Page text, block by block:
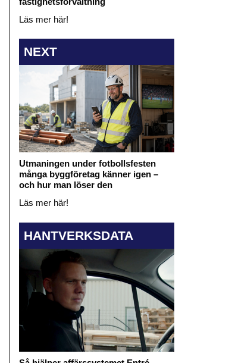
Läs mer här!
NEXT
Utmaningen under fotbollsfesten
många byggföretag känner igen –
och hur man löser den
Läs mer här!
HANTVERKSDATA